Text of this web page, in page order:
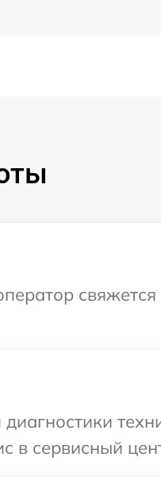
в сервисный